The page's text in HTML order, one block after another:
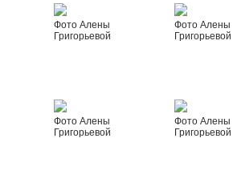
Фото Алены
Григорьевой
Фото Алены
Григорьевой
Фото Алены
Григорьевой
Фото Алены
Григорьевой